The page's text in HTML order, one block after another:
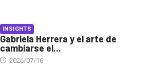
INSIGHTS
Gabriela Herrera y el arte de
cambiarse el...
2026/07/16